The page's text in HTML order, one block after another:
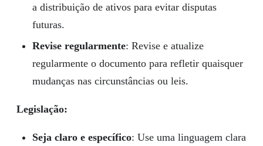
a distribuição de ativos para evitar disputas
futuras.
Revise regularmente: Revise e atualize
regularmente o documento para refletir quaisquer
mudanças nas circunstâncias ou leis.
Legislação:
Seja claro e específico: Use uma linguagem clara